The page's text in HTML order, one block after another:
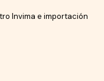
Invima e importación